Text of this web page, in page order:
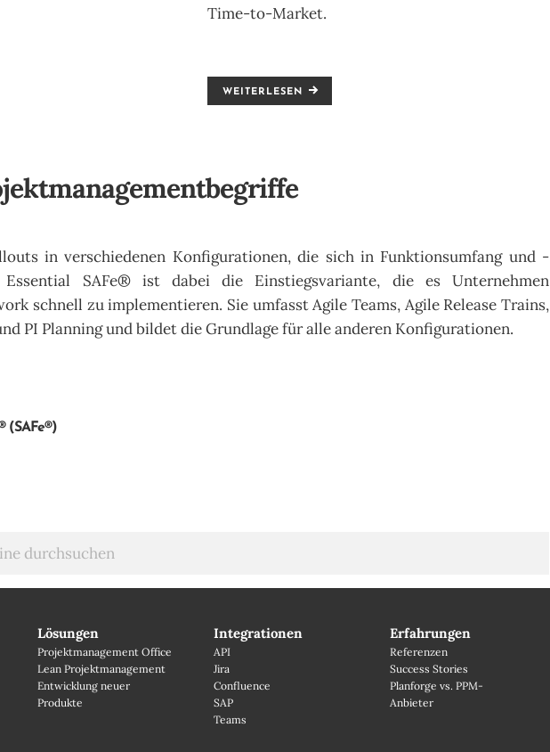
Time-to-Market.
WEITERLESEN
in verschiedenen Konfigurationen, die sich in Funktionsumfang und -
Essential SAFe® ist dabei die Einstiegsvariante, die es Unternehmen
schnell zu implementieren. Sie umfasst Agile Teams, Agile Release Trains,
PI Planning und bildet die Grundlage für alle anderen Konfigurationen.
(SAFe®)
Lösungen
Projektmanagement Office
Lean Projektmanagement
Entwicklung neuer
Produkte
Integrationen
API
Jira
Confluence
SAP
Teams
Erfahrungen
Referenzen
Success Stories
Planforge vs. PPM-
Anbieter